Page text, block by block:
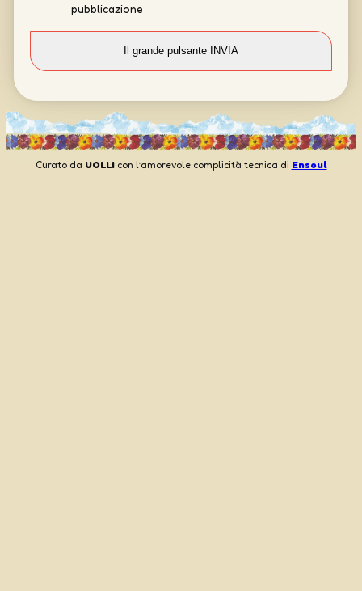
pubblicazione
Curato da UOLLIcon l’amorevole complicità tecnica di Ensoul